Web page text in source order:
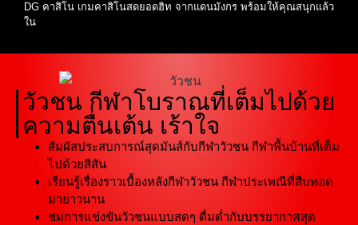
DG คาสิโน เกมคาสิโนสดยอดฮิท จากแดนมังกร พร้อมให้คุณสนุกแล้ว
ใน
วัวชน กีฬาโบราณที่เต็มไปด้วย
ความตื่นเต้น เร้าใจ
สัมผัสประสบการณ์สุดมันส์กับกีฬาวัวชน กีฬาพื้นบ้านที่เต็ม
ไปด้วยสีสัน
เรียนรู้เรื่องราวเบื้องหลังกีฬาวัวชน กีฬาประเพณีที่สืบทอด
มายาวนาน
ชมการแข่งขันวัวชนแบบสดๆ ดื่มด่ำกับบรรยากาศสุด